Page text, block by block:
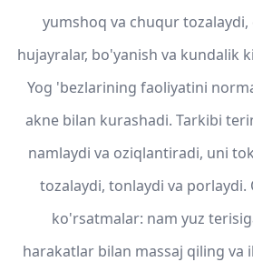
yumshoq va chuqur
hujayralar, bo'yanish va kundalik
Yog 'bezlarining faoliyatini
akne bilan kurashadi. Tarkibi
namlaydi va oziqlantiradi, uni
tozalaydi, tonlaydi va porlaydi.
ko'rsatmalar: nam yuz
harakatlar bilan massaj qiling va